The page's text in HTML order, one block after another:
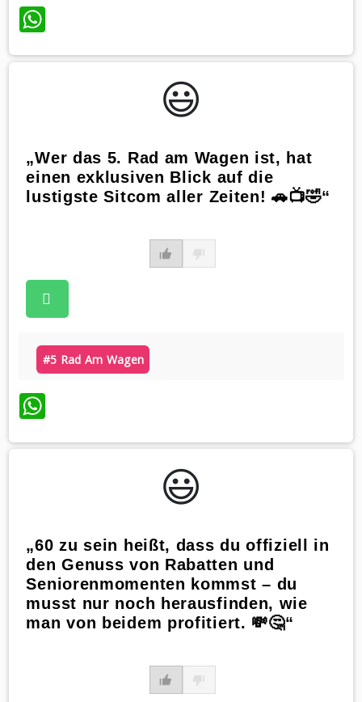
WhatsApp
😃️
„Wer das 5. Rad am Wagen ist, hat
einen exklusiven Blick auf die
lustigste Sitcom aller Zeiten! 🚗📺🤣“
#5 Rad Am Wagen
WhatsApp
😃️
„60 zu sein heißt, dass du offiziell in
den Genuss von Rabatten und
Seniorenmomenten kommst – du
musst nur noch herausfinden, wie
man von beidem profitiert. 💸🤔“